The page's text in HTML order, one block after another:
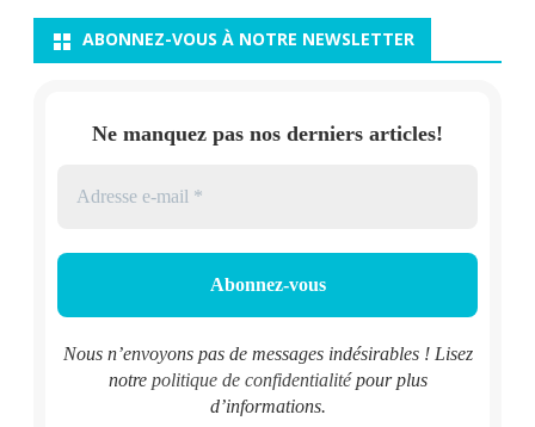
ABONNEZ-VOUS À NOTRE NEWSLETTER
Ne manquez pas nos derniers articles!
Nous n’envoyons pas de messages indésirables ! Lisez
notre politique de confidentialitépour plus
d’informations.